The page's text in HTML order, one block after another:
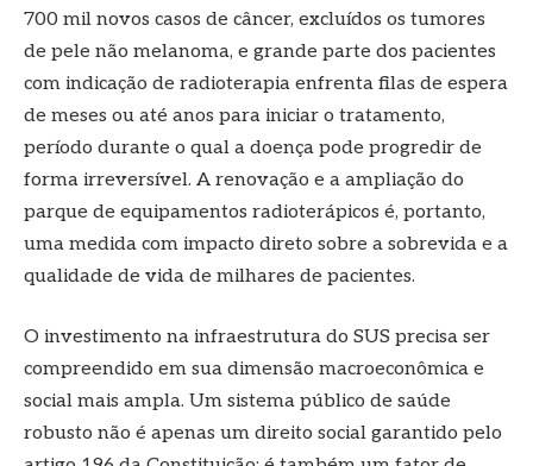
700 mil novos casos de câncer, excluídos os tumores
de pele não melanoma, e grande parte dos pacientes
com indicação de radioterapia enfrenta filas de espera
de meses ou até anos para iniciar o tratamento,
período durante o qual a doença pode progredir de
forma irreversível. A renovação e a ampliação do
parque de equipamentos radioterápicos é, portanto,
uma medida com impacto direto sobre a sobrevida e a
qualidade de vida de milhares de pacientes.
O investimento na infraestrutura do SUS precisa ser
compreendido em sua dimensão macroeconômica e
social mais ampla. Um sistema público de saúde
robusto não é apenas um direito social garantido pelo